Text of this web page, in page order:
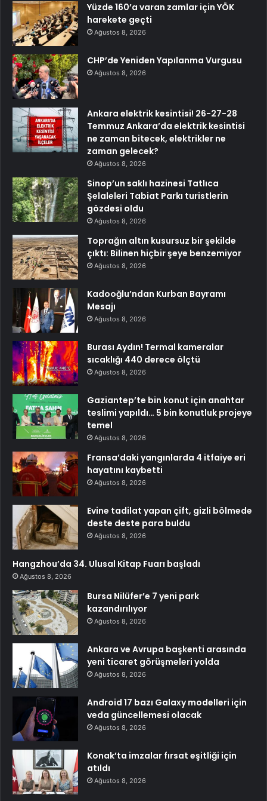
Yüzde 160’a varan zamlar için YÖK
harekete geçti
Ağustos 8, 2026
CHP’de Yeniden Yapılanma Vurgusu
Ağustos 8, 2026
Ankara elektrik kesintisi! 26-27-28
Temmuz Ankara’da elektrik kesintisi
ne zaman bitecek, elektrikler ne
zaman gelecek?
Ağustos 8, 2026
Sinop’un saklı hazinesi Tatlıca
Şelaleleri Tabiat Parkı turistlerin
gözdesi oldu
Ağustos 8, 2026
Toprağın altın kusursuz bir şekilde
çıktı: Bilinen hiçbir şeye benzemiyor
Ağustos 8, 2026
Kadooğlu’ndan Kurban Bayramı
Mesajı
Ağustos 8, 2026
Burası Aydın! Termal kameralar
sıcaklığı 440 derece ölçtü
Ağustos 8, 2026
Gaziantep’te bin konut için anahtar
teslimi yapıldı… 5 bin konutluk projeye
temel
Ağustos 8, 2026
Fransa’daki yangınlarda 4 itfaiye eri
hayatını kaybetti
Ağustos 8, 2026
Evine tadilat yapan çift, gizli bölmede
deste deste para buldu
Ağustos 8, 2026
Hangzhou’da 34. Ulusal Kitap Fuarı başladı
Ağustos 8, 2026
Bursa Nilüfer’e 7 yeni park
kazandırılıyor
Ağustos 8, 2026
Ankara ve Avrupa başkenti arasında
yeni ticaret görüşmeleri yolda
Ağustos 8, 2026
Android 17 bazı Galaxy modelleri için
veda güncellemesi olacak
Ağustos 8, 2026
Konak’ta imzalar fırsat eşitliği için
atıldı
Ağustos 8, 2026